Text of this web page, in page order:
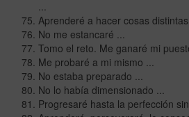
Aprenderé a hacer cosas distintas
No me estancaré ...
Tomo el reto. Me ganaré mi
Me probaré a mi mismo ...
No estaba preparado ...
No lo había dimensionado ...
Progresaré hasta la perfección sin